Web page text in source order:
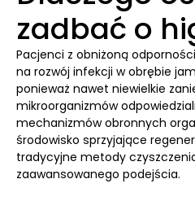
zadbać o
Pacjenci z obniżoną
na rozwój infekcji w obrębie
ponieważ nawet niewielkie
mikroorganizmów
mechanizmów obronnych
środowisko sprzyjające
tradycyjne metody
zaawansowanego podejścia.